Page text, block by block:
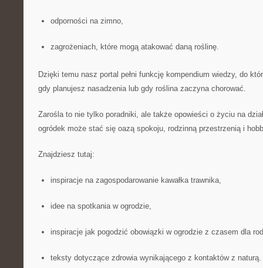
odporności na zimno,
zagrożeniach, które mogą atakować daną roślinę.
Dzięki temu nasz portal pełni funkcję kompendium wiedzy, do
gdy planujesz nasadzenia lub gdy roślina zaczyna chorować.
Zarośla to nie tylko poradniki, ale także opowieści o życiu na
ogródek może stać się oazą spokoju, rodzinną przestrzenią i
Znajdziesz tutaj:
inspiracje na zagospodarowanie kawałka trawnika,
idee na spotkania w ogrodzie,
inspiracje jak pogodzić obowiązki w ogrodzie z czasem dla
teksty dotyczące zdrowia wynikającego z kontaktów z naturą.